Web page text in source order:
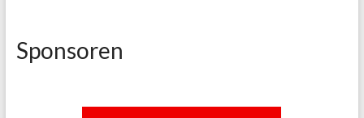
Sponsoren